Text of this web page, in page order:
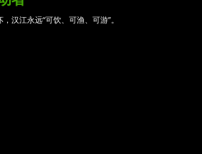
汉江永远“可饮、可渔、可游”。